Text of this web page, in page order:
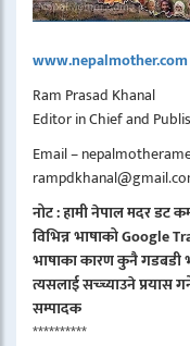
www.nepalmother.com
Ram Prasad Khanal
Editor in Chief and
Email –
नोट : हामी नेपाल मदर डट
विभिन्न भाषाको Google
भाषाका कारण कुनै गडबडी
त्यसलाई सच्च्याउने प्रयास
सम्पादक
**********